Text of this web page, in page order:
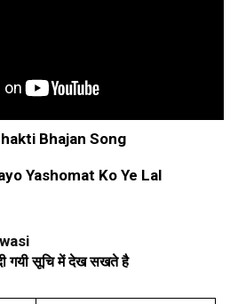
Bhajan Song
Yashomat Ko Ye Lal
गयी सूचि में देख सखते है